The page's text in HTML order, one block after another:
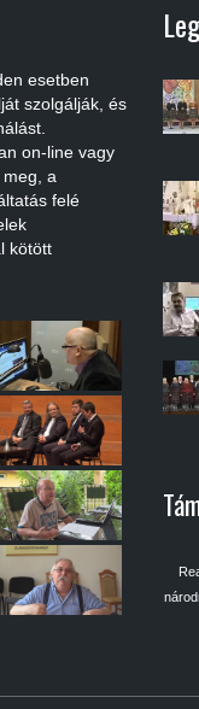
esetben
szolgálják, és
on-line vagy
a
felé
kötött